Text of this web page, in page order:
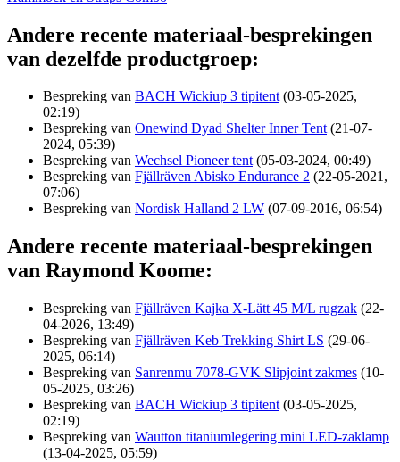
Andere recente materiaal-besprekingen
van dezelfde productgroep:
Bespreking van BACH Wickiup 3 tipitent (03-05-2025,
02:19)
Bespreking van Onewind Dyad Shelter Inner Tent (21-07-
2024, 05:39)
Bespreking van Wechsel Pioneer tent (05-03-2024, 00:49)
Bespreking van Fjällräven Abisko Endurance 2 (22-05-2021,
07:06)
Bespreking van Nordisk Halland 2 LW (07-09-2016, 06:54)
Andere recente materiaal-besprekingen
van Raymond Koome:
Bespreking van Fjällräven Kajka X-Lätt 45 M/L rugzak (22-
04-2026, 13:49)
Bespreking van Fjällräven Keb Trekking Shirt LS (29-06-
2025, 06:14)
Bespreking van Sanrenmu 7078-GVK Slipjoint zakmes (10-
05-2025, 03:26)
Bespreking van BACH Wickiup 3 tipitent (03-05-2025,
02:19)
Bespreking van Wautton titaniumlegering mini LED-zaklamp
(13-04-2025, 05:59)